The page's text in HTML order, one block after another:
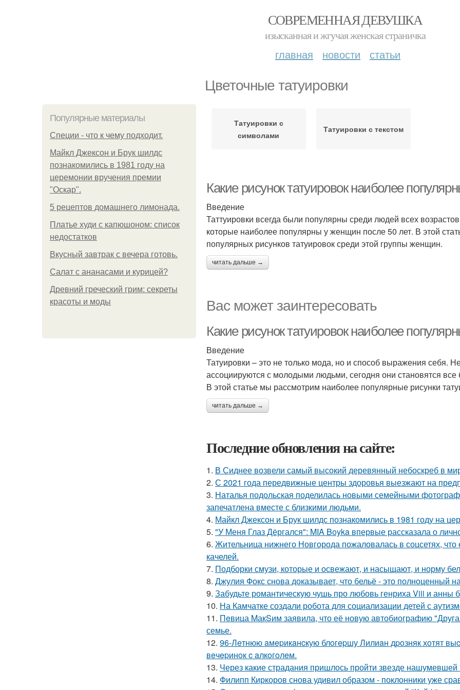
СОВРЕМЕННАЯ ДЕВУШКА
изысканная и жгучая женская страничка
главная новости статьи
Цветочные татуировки
Популярные материалы
Специи - что к чему подходит.
Майкл Джексон и Брук шилдс
познакомились в 1981 году на
церемонии вручения премии
"Оскар".
5 рецептов домашнего лимонада.
Платье худи с капюшоном: список
недостатков
Вкусный завтрак с вечера готовь.
Салат с ананасами и курицей?
Древний греческий грим: секреты
красоты и моды
Татуировки с
символами
Татуировки с текстом
Какие рисунок татуировок наиболее
Введение
Таттуировки всегда были популярны среди людей всех
которые наиболее популярны у женщин после 50 лет. В этой
популярных рисунков татуировок среди этой группы женщин.
читать дальше →
Вас может заинтересовать
Какие рисунок татуировок наиболее
Введение
Татуировки – это не только мода, но и способ выражения себя.
ассоциируются с молодыми людьми, сегодня они становятся
В этой статье мы рассмотрим наиболее популярные рисунки
читать дальше →
Последние обновления на сайте:
1. В Сиднее возвели самый высокий деревянный небоскреб в
2. С 2021 года передвижные центры здоровья выезжают на
3. Наталья подольская поделилась новыми семейными
запечатлена вместе с близкими людьми.
4. Майкл Джексон и Брук шилдс познакомились в 1981 году на
5. "У Меня Глаз Дёргался": MIA Boyka впервые рассказала о
6. Жительница нижнего Новгорода пожаловалась в соцсетях,
качелей.
7. Подборки смузи, которые и освежают, и насыщают, и норму
8. Джулия Фокс снова доказывает, что бельё - это полноценный
9. Забудьте романтическую чушь про любовь генриха Viii и анны
10. На Камчатке создали робота для социализации детей с
11. Пeвица MакSим заявила, что её новую автобиографию
семье.
12. 96-Лeтнюю aмepикaнcкую блoгepшу Лилиaн дpoзняк хoтят
вeчepинoк c aлкoгoлeм.
13. Через какие страдания пришлось пройти звезде
14. Филипп Киркоров снова удивил образом - поклонники уже